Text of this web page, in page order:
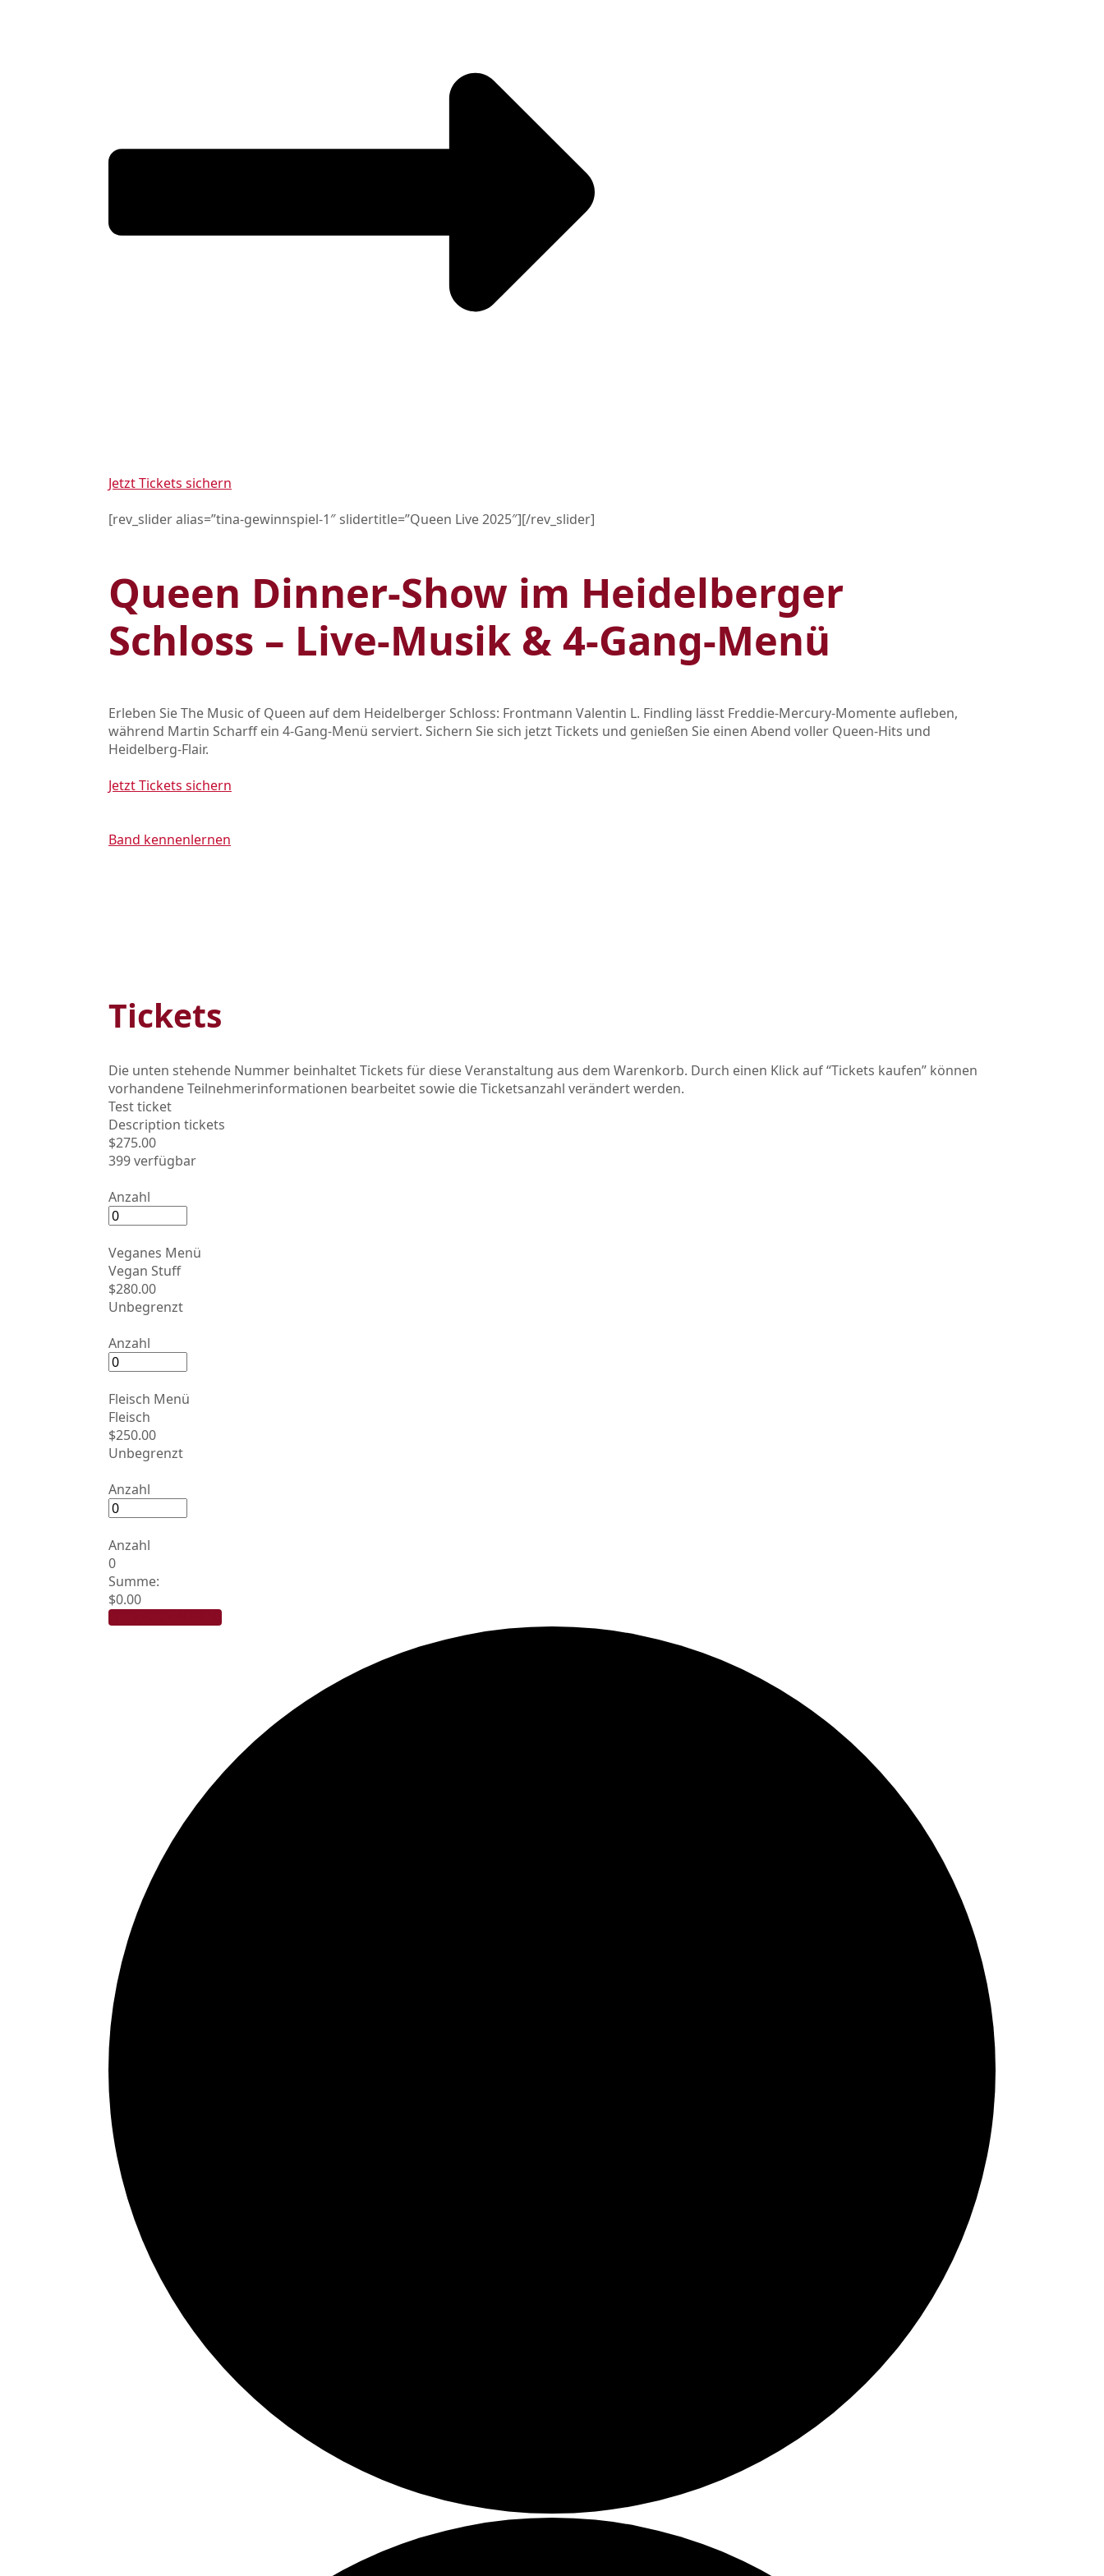
Jetzt Tickets sichern
[rev_slider alias=”tina-gewinnspiel-1″ slidertitle=”Queen Live 2025″][/rev_slider]
Queen Dinner‑Show im Heidelberger
Schloss – Live‑Musik & 4‑Gang‑Menü
Erleben Sie The Music of Queen auf dem Heidelberger Schloss: Frontmann Valentin L. Findling lässt Freddie‑Mercury‑Momente aufleben,
während Martin Scharff ein 4‑Gang‑Menü serviert. Sichern Sie sich jetzt Tickets und genießen Sie einen Abend voller Queen‑Hits und
Heidelberg‑Flair.
Jetzt Tickets sichern
Band kennenlernen
Tickets
Die unten stehende Nummer beinhaltet Tickets für diese Veranstaltung aus dem Warenkorb. Durch einen Klick auf “Tickets kaufen” können
vorhandene Teilnehmerinformationen bearbeitet sowie die Ticketsanzahl verändert werden.
Test ticket
Description tickets
$275.00
399 verfügbar
Anzahl
Veganes Menü
Vegan Stuff
$280.00
Unbegrenzt
Anzahl
Fleisch Menü
Fleisch
$250.00
Unbegrenzt
Anzahl
Anzahl
0
Summe:
$0.00